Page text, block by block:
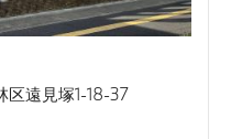
遠見塚1-18-37